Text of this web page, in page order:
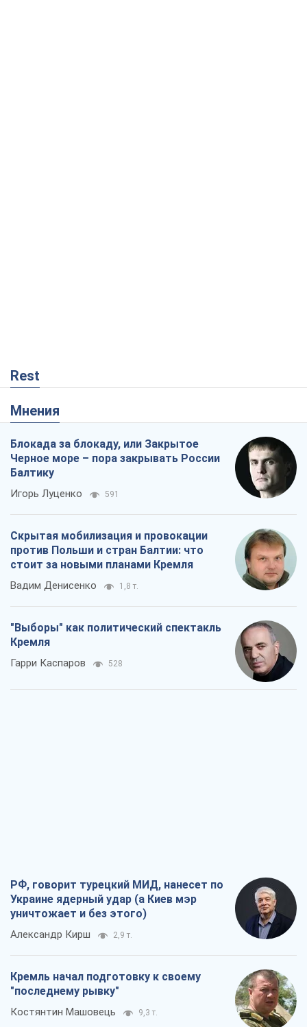
Rest
Мнения
Блокада за блокаду, или Закрытое
Черное море – пора закрывать России
Балтику
Игорь Луценко 591
Скрытая мобилизация и провокации
против Польши и стран Балтии: что
стоит за новыми планами Кремля
Вадим Денисенко 1,8 т.
"Выборы" как политический спектакль
Кремля
Гарри Каспаров 528
РФ, говорит турецкий МИД, нанесет по
Украине ядерный удар (а Киев мэр
уничтожает и без этого)
Александр Кирш 2,9 т.
Кремль начал подготовку к своему
"последнему рывку"
Костянтин Машовець 9,3 т.